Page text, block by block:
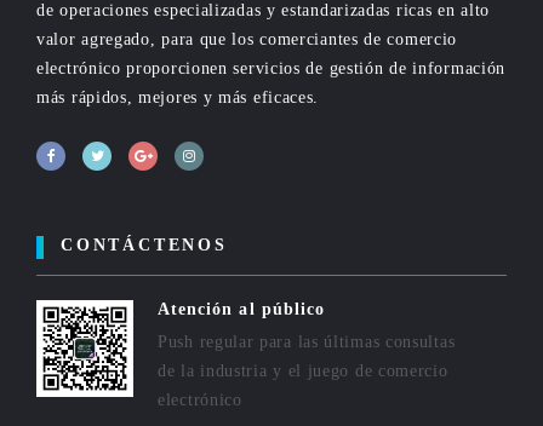
de operaciones especializadas y estandarizadas ricas en alto
valor agregado, para que los comerciantes de comercio
electrónico proporcionen servicios de gestión de información
más rápidos, mejores y más eficaces.
CONTÁCTENOS
Atención al público
Push regular para las últimas consultas
de la industria y el juego de comercio
electrónico